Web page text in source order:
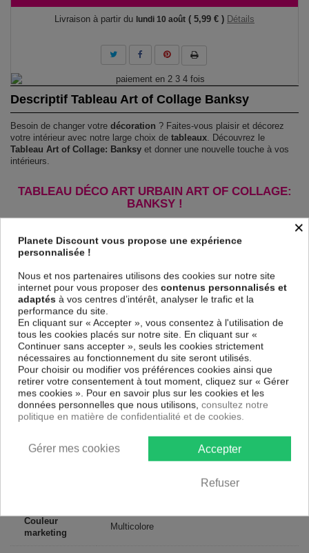
Livraison à partir du lundi 10 août ( 5,99 € ) Détails
Descriptif Tableau Art of Collage Banksy
Besoin de changer votre décoration ? Faites-vous plaisir et décorez
votre intérieur avec notre large choix de tableaux. Découvrez le
Tableau Art of Collage: Banksy et donner une nouvelle touche à vos
intérieurs.
TABLEAU DÉCO ART URBAIN ART OF COLLAGE:
BANKSY !
spécial et de haute qualité qui reflète parfaitement les couleurs avec
des détails parfaitement reproduits. Grâce à une impression sur tous les
cotés et une toile tendue sur un châssis fait de matériaux respectueux
de l'environnement, vous pourrez suspendre le tableau immédiatement
sans avoir à l'encadrer.
Le Tableau Art urbain Art of Collage: Banksy est résistant aux
rayons UV, inodore et 100 % sûr, parfait même pour la chambre à
coucher et la chambre des enfants.
Notre large choix de tableaux tendances et modernes constituent un
moyen simple et pas cher de donner une nouvelle touche à vos
intérieurs, il y en a pour tous les goût.
Descriptif technique
60x40 cm, 120x80 cm, 90x60 cm
Couleur
marketing
Multicolore
×
Planete Discount vous propose une expérience
personnalisée !
Nous et nos partenaires utilisons des cookies sur notre site
internet pour vous proposer des contenus personnalisés et
adaptés à vos centres d’intérêt, analyser le trafic et la
performance du site.
En cliquant sur « Accepter », vous consentez à l'utilisation de
tous les cookies placés sur notre site. En cliquant sur «
Continuer sans accepter », seuls les cookies strictement
nécessaires au fonctionnement du site seront utilisés.
Pour choisir ou modifier vos préférences cookies ainsi que
retirer votre consentement à tout moment, cliquez sur « Gérer
mes cookies ». Pour en savoir plus sur les cookies et les
données personnelles que nous utilisons, consultez notre
politique en matière de confidentialité et de cookies.
Accepter
Refuser
Gérer mes cookies